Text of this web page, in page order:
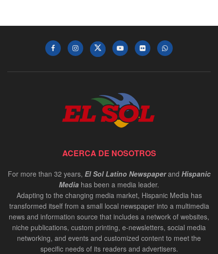
ACERCA DE NOSOTROS
For more than 32 years, El Sol Latino Newspaperand Hispanic
Media has been a media leader.
Adapting to the changing media market, Hispanic Media has
transformed itself from a small local newspaper into a multimedia
news and information source that includes a network of websites,
niche publications, custom printing, e-newsletters, social media
networking, and events and customized content to meet the
specific needs of its readers and advertisers.